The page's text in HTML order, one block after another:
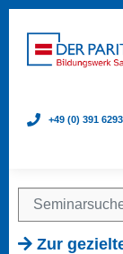
+49 (0) 391
Zur